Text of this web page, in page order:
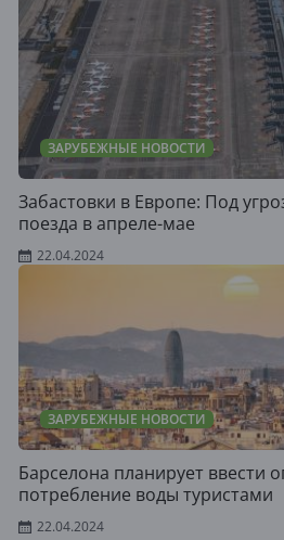
ЗАРУБЕЖНЫЕ НОВОСТИ
Забастовки в Европе: Под
поезда в апреле-мае
22.04.2024
ЗАРУБЕЖНЫЕ НОВОСТИ
Барселона планирует ввести
потребление воды туристами
22.04.2024